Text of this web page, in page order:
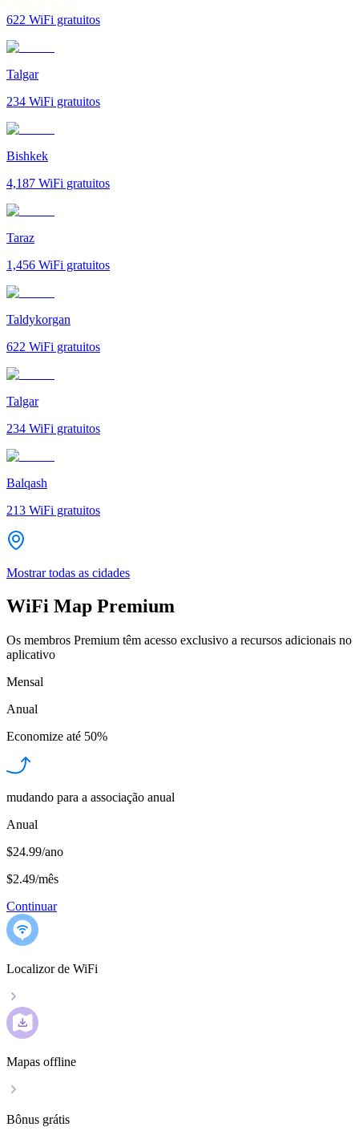
622 WiFi gratuitos
Talgar
234 WiFi gratuitos
Bishkek
4,187 WiFi gratuitos
Taraz
1,456 WiFi gratuitos
Taldykorgan
622 WiFi gratuitos
Talgar
234 WiFi gratuitos
Balqash
213 WiFi gratuitos
Mostrar todas as cidades
WiFi Map Premium
Os membros Premium têm acesso exclusivo a recursos adicionais no
aplicativo
Mensal
Anual
Economize até 50%
mudando para a associação anual
Anual
$24.99/ano
$2.49/mês
Continuar
Localizor de WiFi
Mapas offline
Bônus grátis